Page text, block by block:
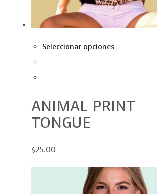
Seleccionar opciones
ANIMAL PRINT
TONGUE
$25.00